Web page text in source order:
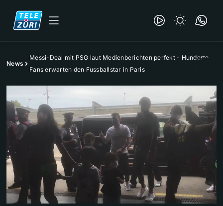
News
Messi-Deal mit PSG laut Medienberichten perfekt - Hunderte
Fans erwarten den Fussballstar in Paris